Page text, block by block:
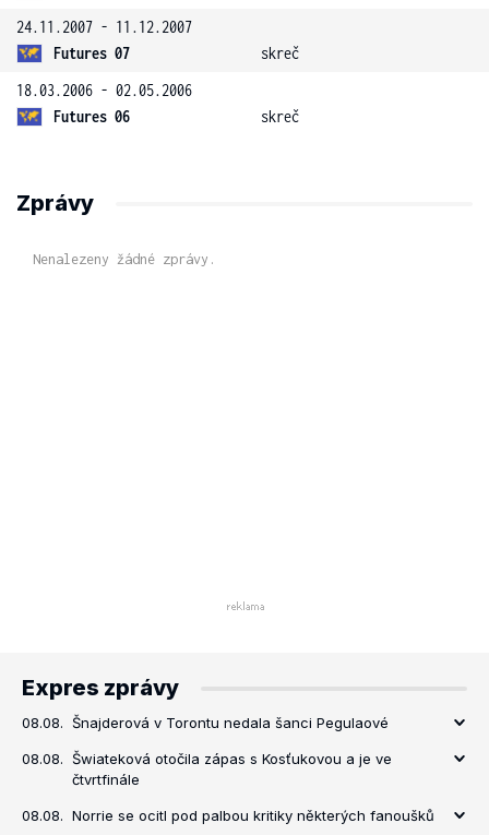
24.11.2007 - 11.12.2007
Futures 07
skreč
18.03.2006 - 02.05.2006
Futures 06
skreč
Zprávy
Nenalezeny žádné zprávy.
Expres zprávy
08.08. Šnajderová v Torontu nedala šanci Pegulaové
08.08. Šwiateková otočila zápas s Kosťukovou a je ve
čtvrtfinále
08.08. Norrie se ocitl pod palbou kritiky některých fanoušků